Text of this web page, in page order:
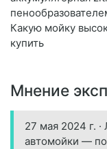
Какую мойку
купить
Мнение
27 мая 2024 г.
автомойки —